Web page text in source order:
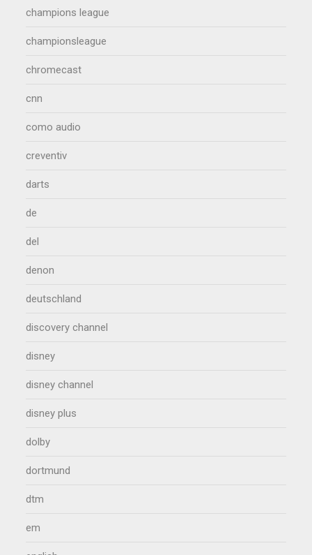
champions league
championsleague
chromecast
cnn
como audio
creventiv
darts
de
del
denon
deutschland
discovery channel
disney
disney channel
disney plus
dolby
dortmund
dtm
em